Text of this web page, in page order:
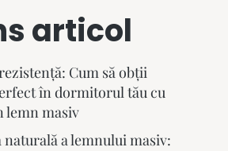
articol
Cum să obții
în dormitorul tău cu
lemn masiv
naturală a lemnului masiv: